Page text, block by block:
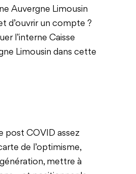
Auvergne Limousin
d’ouvrir un compte ?
l’interne Caisse
Limousin dans cette
post COVID assez
de l’optimisme,
mettre à